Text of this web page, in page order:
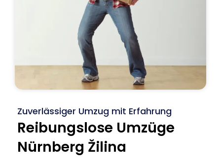
Zuverlässiger Umzug mit Erfahrung
Reibungslose Umzüge
Nürnberg Žilina